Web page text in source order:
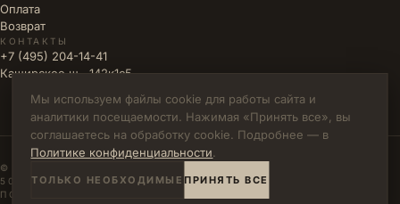
Оплата
Возврат
КОНТАКТЫ
+7 (495) 204-14-41
Каширское ш., 142к1с5
© 2026 КУПИ ПЛИТКУ · ИП ВЛАДИМИРОВА М.Н. · ИНН
502771785894
ПОЛИТИКА КОНФИДЕНЦИАЛЬНОСТИ
Мы используем файлы cookie для работы сайта и
аналитики посещаемости. Нажимая «Принять все», вы
соглашаетесь на обработку cookie. Подробнее — в
Политике конфиденциальности.
ТОЛЬКО НЕОБХОДИМЫЕ ПРИНЯТЬ ВСЕ